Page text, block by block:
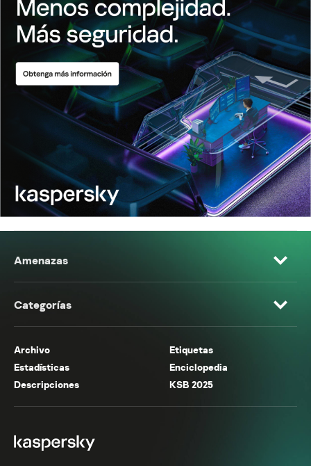
Amenazas
Categorías
Archivo
Etiquetas
Estadísticas
Enciclopedia
Descripciones
KSB 2025